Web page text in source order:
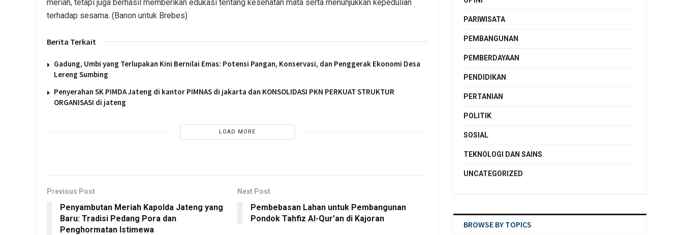
meriah, tetapi juga berhasil memberikan edukasi tentang kesehatan mata serta menunjukkan kepedulian
terhadap sesama. (Banon untuk Brebes)
Berita Terkait
Gadung, Umbi yang Terlupakan Kini Bernilai Emas: Potensi Pangan, Konservasi, dan Penggerak Ekonomi Desa
Lereng Sumbing
Penyerahan SK PIMDA Jateng di kantor PIMNAS di jakarta dan KONSOLIDASI PKN PERKUAT STRUKTUR
ORGANISASI di jateng
LOAD MORE
Previous Post
Penyambutan Meriah Kapolda Jateng yang
Baru: Tradisi Pedang Pora dan
Penghormatan Istimewa
Next Post
Pembebasan Lahan untuk Pembangunan
Pondok Tahfiz Al-Qur’an di Kajoran
PARIWISATA
PEMBANGUNAN
PEMBERDAYAAN
PENDIDIKAN
PERTANIAN
POLITIK
SOSIAL
TEKNOLOGI DAN SAINS
UNCATEGORIZED
BROWSE BY TOPICS